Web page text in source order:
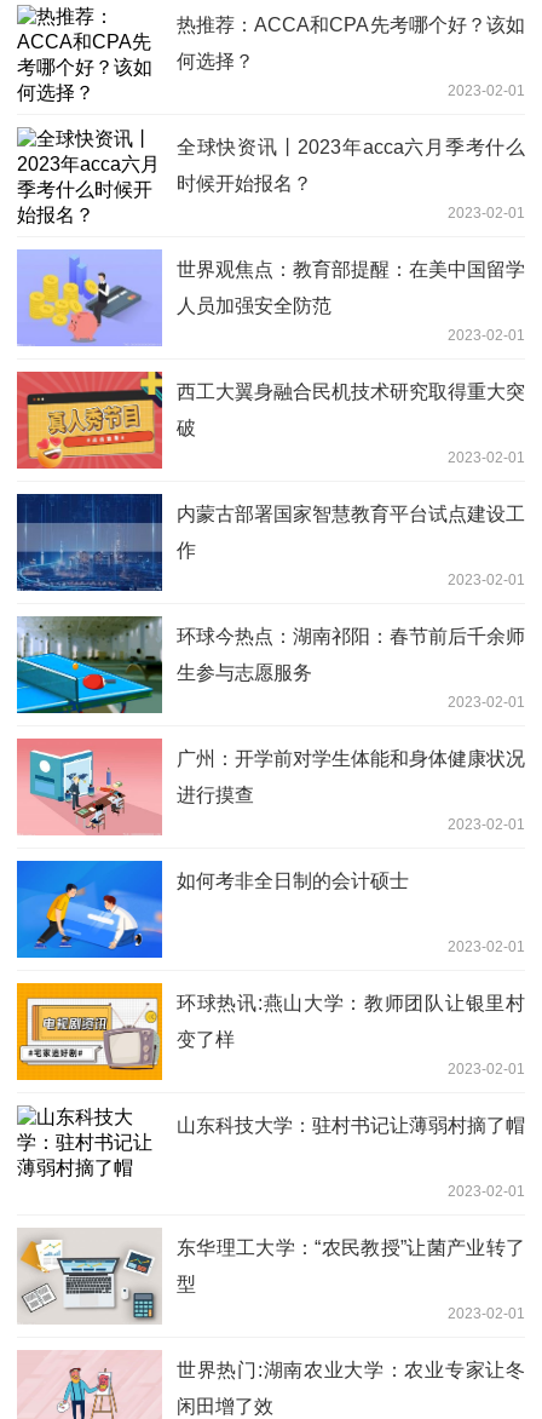
热推荐：ACCA和CPA先考哪个好？该如
何选择？
2023-02-01
全球快资讯丨2023年acca六月季考什么
时候开始报名？
2023-02-01
世界观焦点：教育部提醒：在美中国留学
人员加强安全防范
2023-02-01
西工大翼身融合民机技术研究取得重大突
破
2023-02-01
内蒙古部署国家智慧教育平台试点建设工
作
2023-02-01
环球今热点：湖南祁阳：春节前后千余师
生参与志愿服务
2023-02-01
广州：开学前对学生体能和身体健康状况
进行摸查
2023-02-01
如何考非全日制的会计硕士
2023-02-01
环球热讯:燕山大学：教师团队让银里村
变了样
2023-02-01
山东科技大学：驻村书记让薄弱村摘了帽
2023-02-01
东华理工大学：“农民教授”让菌产业转了
型
2023-02-01
世界热门:湖南农业大学：农业专家让冬
闲田增了效